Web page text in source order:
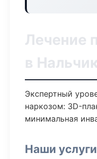
Лечение
в
Экспертный
наркозом: 3D-
минимальная
Наши услуги